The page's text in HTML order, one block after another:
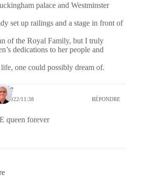
palace and Westminster
set up railings and a stage in front of
of the Royal Family, but I truly
dedications to her people and
one could possibly dream of.
2022/11:38 RÉPONDRE
queen forever